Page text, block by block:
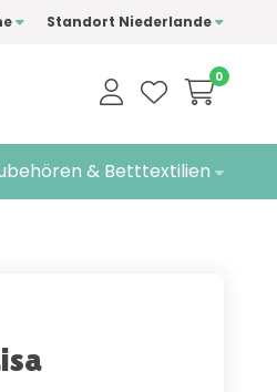
KostenloseLieferung
Standort Niederlande
0
& Betttextilien